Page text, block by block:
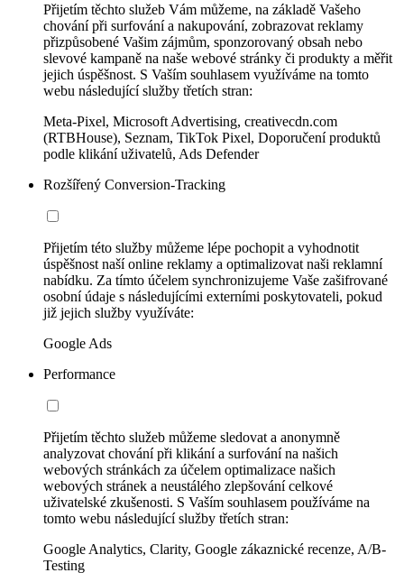
Přijetím těchto služeb Vám můžeme, na základě Vašeho
chování při surfování a nakupování, zobrazovat reklamy
přizpůsobené Vašim zájmům, sponzorovaný obsah nebo
slevové kampaně na naše webové stránky či produkty a měřit
jejich úspěšnost. S Vaším souhlasem využíváme na tomto
webu následující služby třetích stran:
Meta-Pixel, Microsoft Advertising, creativecdn.com
(RTBHouse), Seznam, TikTok Pixel, Doporučení produktů
podle klikání uživatelů, Ads Defender
Rozšířený Conversion-Tracking
Přijetím této služby můžeme lépe pochopit a vyhodnotit
úspěšnost naší online reklamy a optimalizovat naši reklamní
nabídku. Za tímto účelem synchronizujeme Vaše zašifrované
osobní údaje s následujícími externími poskytovateli, pokud
již jejich služby využíváte:
Google Ads
Performance
Přijetím těchto služeb můžeme sledovat a anonymně
analyzovat chování při klikání a surfování na našich
webových stránkách za účelem optimalizace našich
webových stránek a neustálého zlepšování celkové
uživatelské zkušenosti. S Vaším souhlasem používáme na
tomto webu následující služby třetích stran:
Google Analytics, Clarity, Google zákaznické recenze, A/B-
Testing